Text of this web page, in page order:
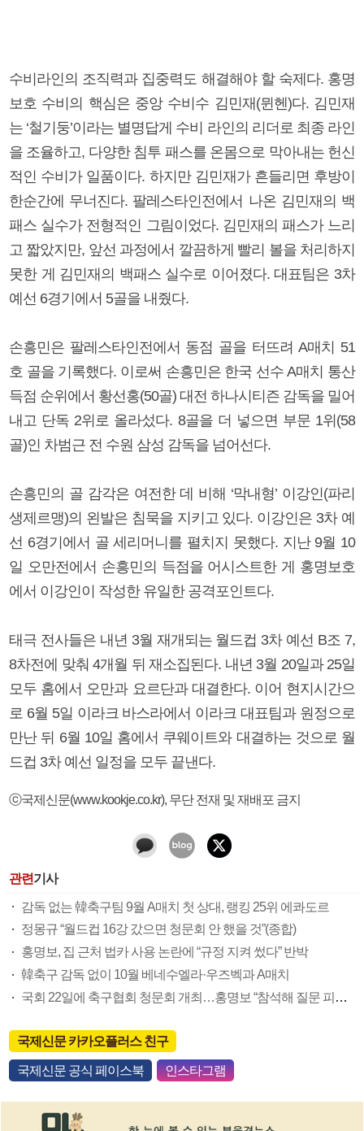
수비라인의 조직력과 집중력도 해결해야 할 숙제다. 홍명
보호 수비의 핵심은 중앙 수비수 김민재(뮌헨)다. 김민재
는 ‘철기둥’이라는 별명답게 수비 라인의 리더로 최종 라인
을 조율하고, 다양한 침투 패스를 온몸으로 막아내는 헌신
적인 수비가 일품이다. 하지만 김민재가 흔들리면 후방이
한순간에 무너진다. 팔레스타인전에서 나온 김민재의 백
패스 실수가 전형적인 그림이었다. 김민재의 패스가 느리
고 짧았지만, 앞선 과정에서 깔끔하게 빨리 볼을 처리하지
못한 게 김민재의 백패스 실수로 이어졌다. 대표팀은 3차
예선 6경기에서 5골을 내줬다.
손흥민은 팔레스타인전에서 동점 골을 터뜨려 A매치 51
호 골을 기록했다. 이로써 손흥민은 한국 선수 A매치 통산
득점 순위에서 황선홍(50골) 대전 하나시티즌 감독을 밀어
내고 단독 2위로 올라섰다. 8골을 더 넣으면 부문 1위(58
골)인 차범근 전 수원 삼성 감독을 넘어선다.
손흥민의 골 감각은 여전한 데 비해 ‘막내형’ 이강인(파리
생제르맹)의 왼발은 침묵을 지키고 있다. 이강인은 3차 예
선 6경기에서 골 세리머니를 펼치지 못했다. 지난 9월 10
일 오만전에서 손흥민의 득점을 어시스트한 게 홍명보호
에서 이강인이 작성한 유일한 공격포인트다.
태극 전사들은 내년 3월 재개되는 월드컵 3차 예선 B조 7,
8차전에 맞춰 4개월 뒤 재소집된다. 내년 3월 20일과 25일
모두 홈에서 오만과 요르단과 대결한다. 이어 현지시간으
로 6월 5일 이라크 바스라에서 이라크 대표팀과 원정으로
만난 뒤 6월 10일 홈에서 쿠웨이트와 대결하는 것으로 월
드컵 3차 예선 일정을 모두 끝낸다.
ⓒ국제신문(www.kookje.co.kr), 무단 전재 및 재배포 금지
관련기사
감독 없는 韓축구팀 9월 A매치 첫 상대, 랭킹 25위 에콰도르
정몽규 “월드컵 16강 갔으면 청문회 안 했을 것”(종합)
홍명보, 집 근처 법카 사용 논란에 “규정 지켜 썼다” 반박
韓축구 감독 없이 10월 베네수엘라·우즈벡과 A매치
국회 22일에 축구협회 청문회 개최…홍명보 “참석해 질문 피하지 않겠다”(종합)
국제신문 카카오플러스 친구
국제신문 공식 페이스북 인스타그램